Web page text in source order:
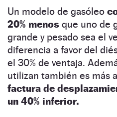
Un modelo de gasóleo
20% menos que uno de
grande y pesado sea el
diferencia a favor del
el 30% de ventaja.
utilizan también es más
factura de
un 40% inferior.